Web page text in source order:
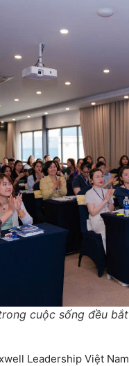
cuộc sống đều
Leadership Việt